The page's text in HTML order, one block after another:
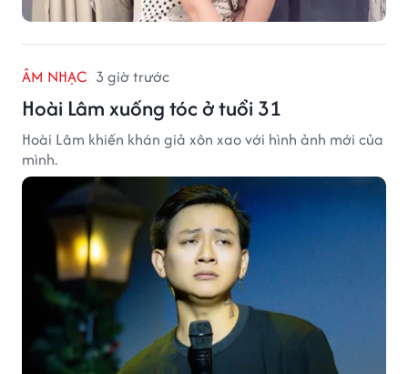
ÂM NHẠC 3 giờ trước
Hoài Lâm xuống tóc ở tuổi 31
Hoài Lâm khiến khán giả xôn xao với hình ảnh mới của
mình.